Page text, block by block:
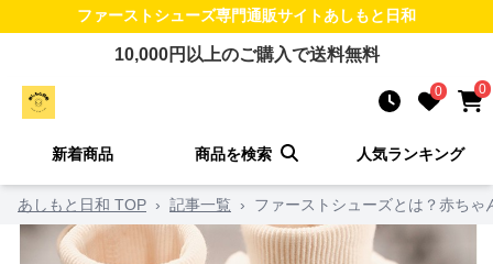
ファーストシューズ専門通販サイトあしもと日和
10,000円以上のご購入で送料無料
0 0
新着商品 商品を検索 人気ランキング
あしもと日和 TOP › 記事一覧 › ファーストシューズとは？赤ちゃ